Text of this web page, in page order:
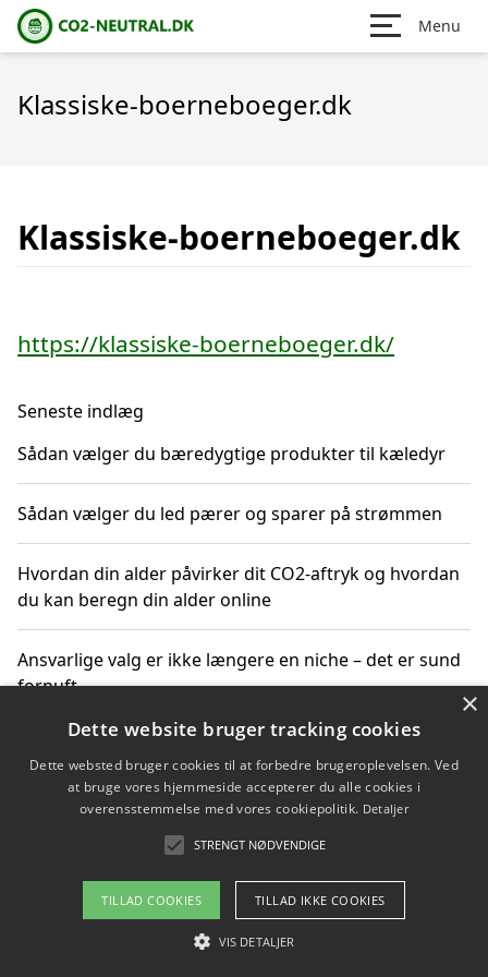
Menu
Klassiske-boerneboeger.dk
Klassiske-boerneboeger.dk
https://klassiske-boerneboeger.dk/
Seneste indlæg
Sådan vælger du bæredygtige produkter til kæledyr
Sådan vælger du led pærer og sparer på strømmen
Hvordan din alder påvirker dit CO2-aftryk og hvordan
du kan beregn din alder online
Ansvarlige valg er ikke længere en niche – det er sund
fornuft
Sådan kan du handle bæredygtigt og bestil med
faktura
Om / kontakt
Blog Betingelser
×
Dette website bruger tracking cookies
Dette websted bruger cookies til at forbedre brugeroplevelsen. Ved
at bruge vores hjemmeside accepterer du alle cookies i
overensstemmelse med vores cookiepolitik. Detaljer
STRENGT NØDVENDIGE
TILLAD COOKIES TILLAD IKKE COOKIES
VIS DETALJER